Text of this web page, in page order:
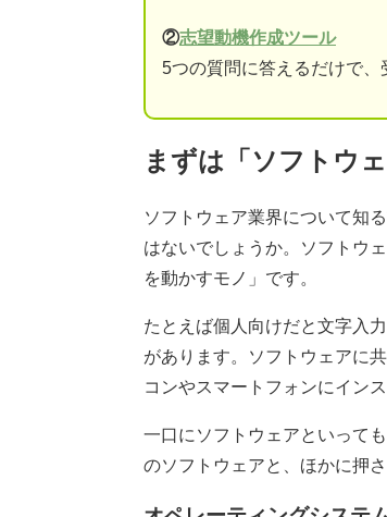
②志望動機作成ツール
5つの質問に答えるだけで
まずは「ソフトウ
ソフトウェア業界について知
はないでしょうか。ソフトウ
を動かすモノ」です。
たとえば個人向けだと文字入
があります。ソフトウェアに
コンやスマートフォンにイン
一口にソフトウェアといって
のソフトウェアと、ほかに押